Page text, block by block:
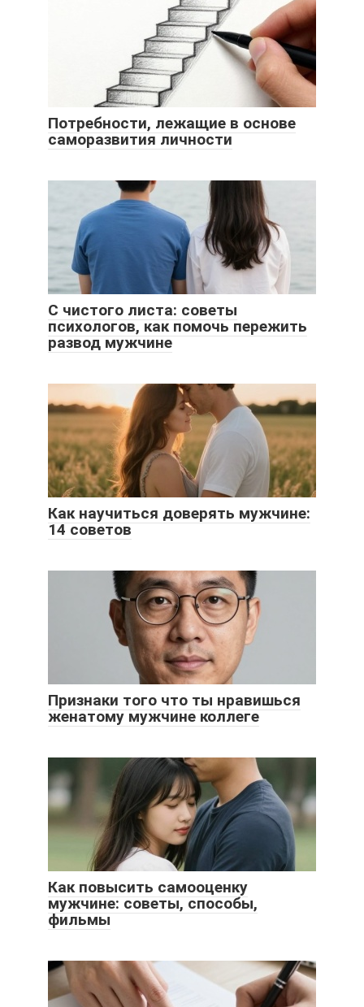
Потребности, лежащие в основе
саморазвития личности
С чистого листа: советы
психологов, как помочь пережить
развод мужчине
Как научиться доверять мужчине:
14 советов
Признаки того что ты нравишься
женатому мужчине коллеге
Как повысить самооценку
мужчине: советы, способы,
фильмы